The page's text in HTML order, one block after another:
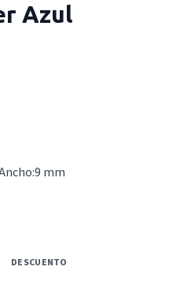
Azul
mm
DESCUENTO